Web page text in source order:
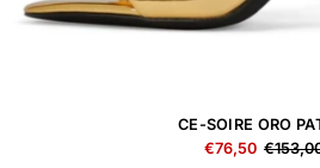
CE-SOIRE ORO
€76,50